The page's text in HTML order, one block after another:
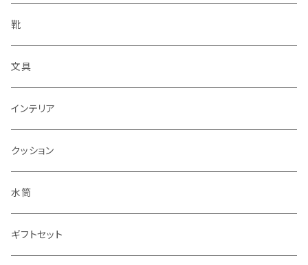
靴
文具
インテリア
クッション
水筒
ギフトセット